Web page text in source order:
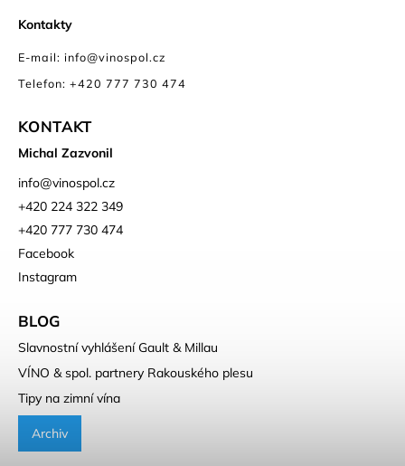
Kontakty
E-mail: info@vinospol.cz
Telefon: +420 777 730 474
KONTAKT
Michal Zazvonil
info@vinospol.cz
+420 224 322 349
+420 777 730 474
Facebook
Instagram
BLOG
Slavnostní vyhlášení Gault & Millau
VÍNO & spol. partnery Rakouského plesu
Tipy na zimní vína
Archiv